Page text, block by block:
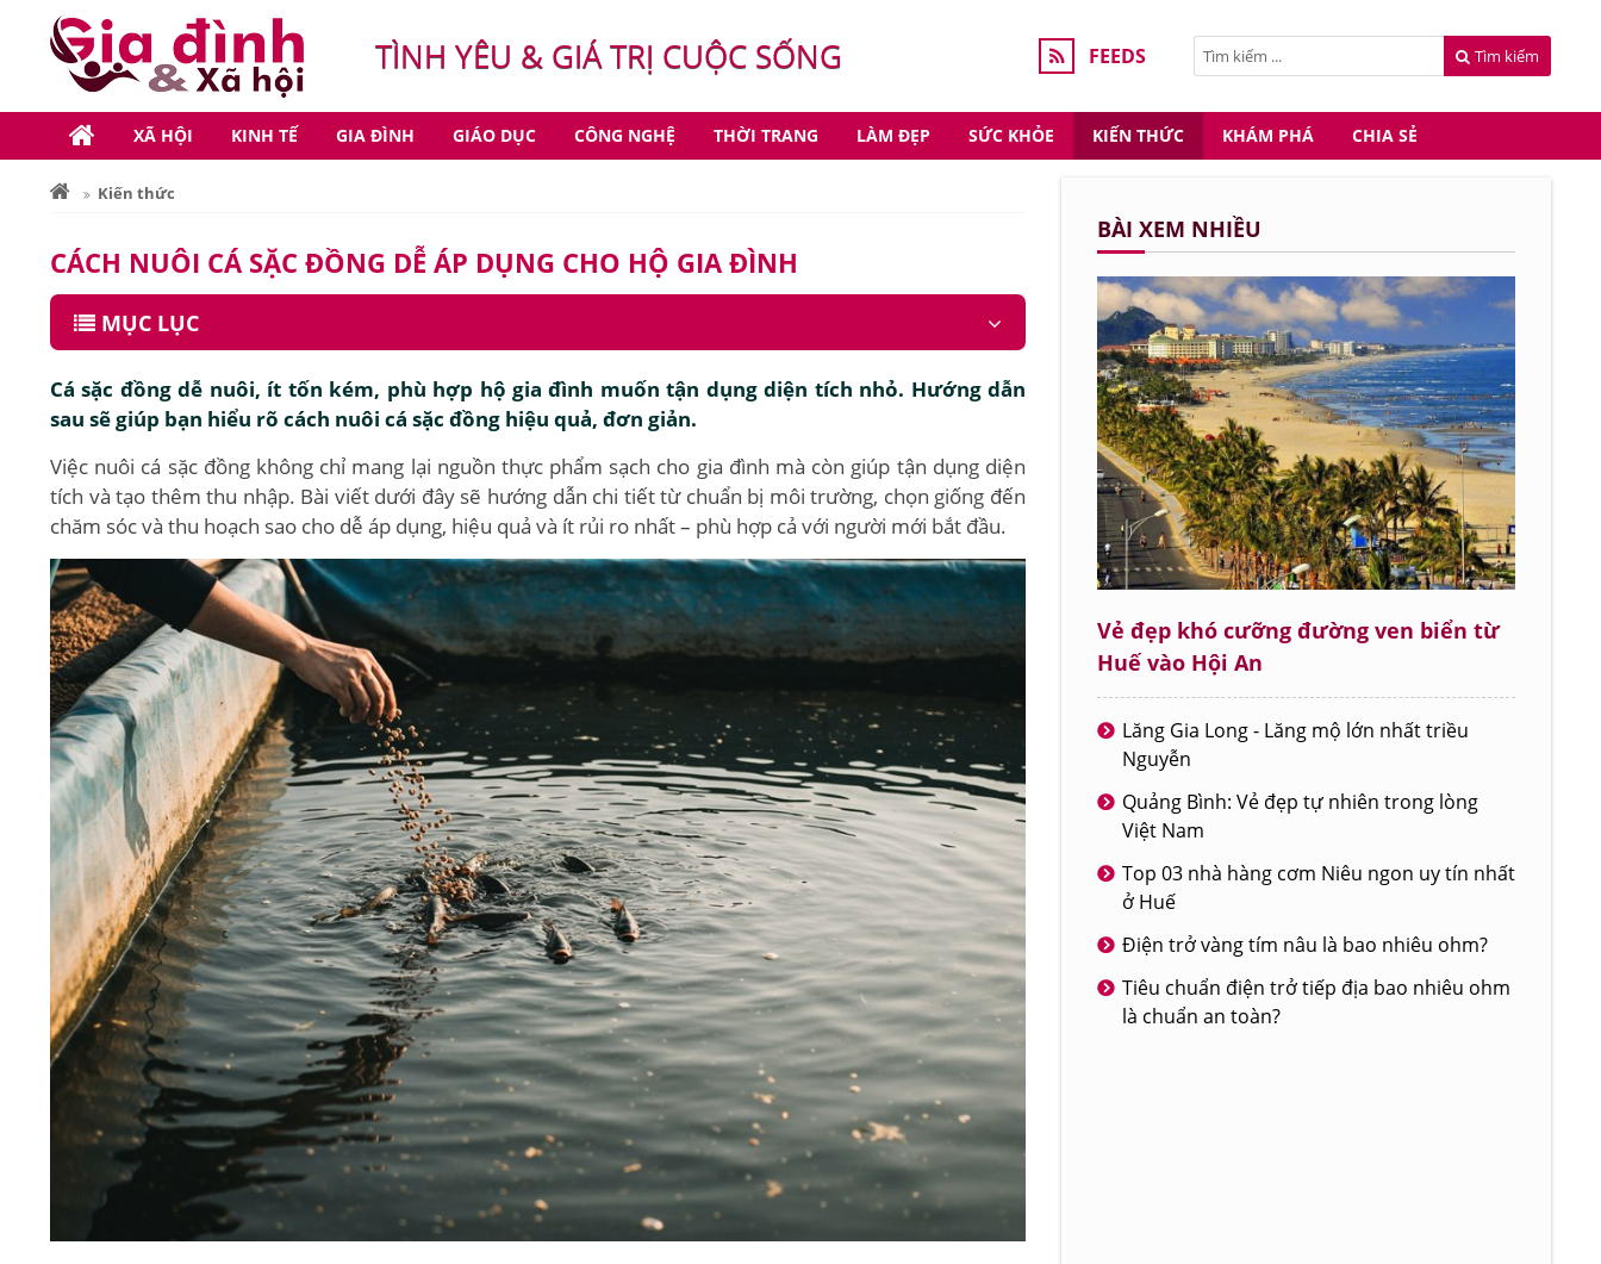
TÌNH YÊU & GIÁ TRỊ CUỘC SỐNG FEEDS Tìm kiếm
XÃ HỘI KINH TẾ GIA ĐÌNH GIÁO DỤC CÔNG NGHỆ THỜI TRANG LÀM ĐẸP SỨC KHỎE KIẾN THỨC KHÁM PHÁ CHIA SẺ
Kiến thức
CÁCH NUÔI CÁ SẶC ĐỒNG DỄ ÁP DỤNG CHO HỘ GIA ĐÌNH
MỤC LỤC
Cá sặc đồng dễ nuôi, ít tốn kém, phù hợp hộ gia đình muốn tận dụng diện tích nhỏ. Hướng dẫn
sau sẽ giúp bạn hiểu rõ cách nuôi cá sặc đồng hiệu quả, đơn giản.
Việc nuôi cá sặc đồng không chỉ mang lại nguồn thực phẩm sạch cho gia đình mà còn giúp tận dụng diện
tích và tạo thêm thu nhập. Bài viết dưới đây sẽ hướng dẫn chi tiết từ chuẩn bị môi trường, chọn giống đến
chăm sóc và thu hoạch sao cho dễ áp dụng, hiệu quả và ít rủi ro nhất – phù hợp cả với người mới bắt đầu.
BÀI XEM NHIỀU
Vẻ đẹp khó cưỡng đường ven biển từ
Huế vào Hội An
Lăng Gia Long - Lăng mộ lớn nhất triều
Nguyễn
Quảng Bình: Vẻ đẹp tự nhiên trong lòng
Việt Nam
Top 03 nhà hàng cơm Niêu ngon uy tín nhất
ở Huế
Điện trở vàng tím nâu là bao nhiêu ohm?
Tiêu chuẩn điện trở tiếp địa bao nhiêu ohm
là chuẩn an toàn?